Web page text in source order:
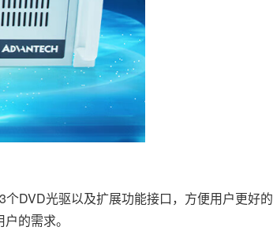
DVD光驱以及扩展功能接口，方便用户更好的
的需求。